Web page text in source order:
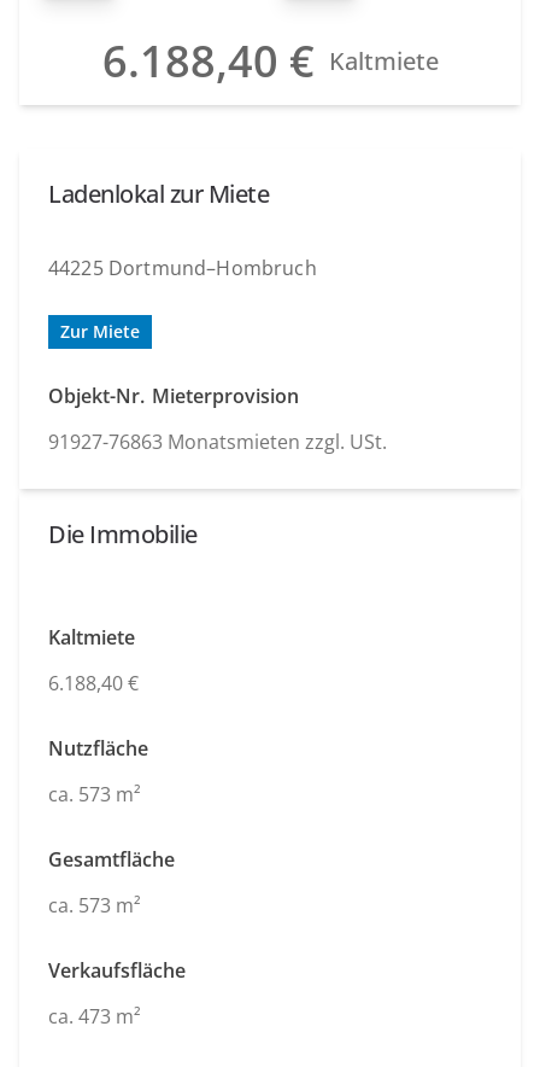
6.188,40 € Kaltmiete
Ladenlokal zur Miete
44225 Dortmund–Hombruch
Zur Miete
Objekt-Nr.
91927-7686
Mieterprovision
3 Monatsmieten zzgl. USt.
Die Immobilie
Kaltmiete
6.188,40 €
Nutzfläche
ca. 573 m²
Gesamtfläche
ca. 573 m²
Verkaufsfläche
ca. 473 m²